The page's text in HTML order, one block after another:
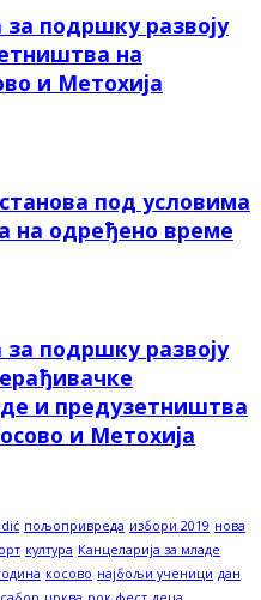
подршку развоју
на
и Метохија
под условима
на одређено време
подршку развоју
и предузетништва
и Метохија
пољопривреда избори 2019 нова
култура Канцеларија за младе
косово најбољи ученици дан